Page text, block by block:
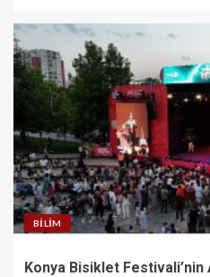
BILIM
Konya Bisiklet Festivali’nin